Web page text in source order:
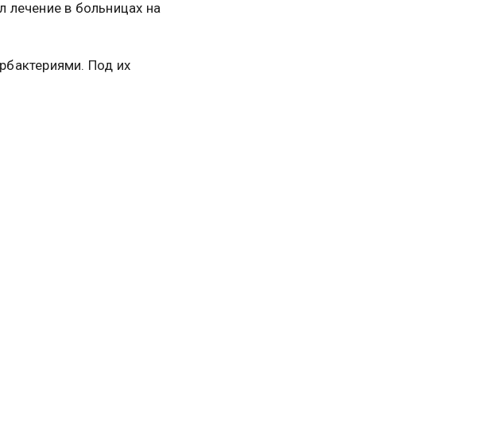
лечение в больницах на
Под их